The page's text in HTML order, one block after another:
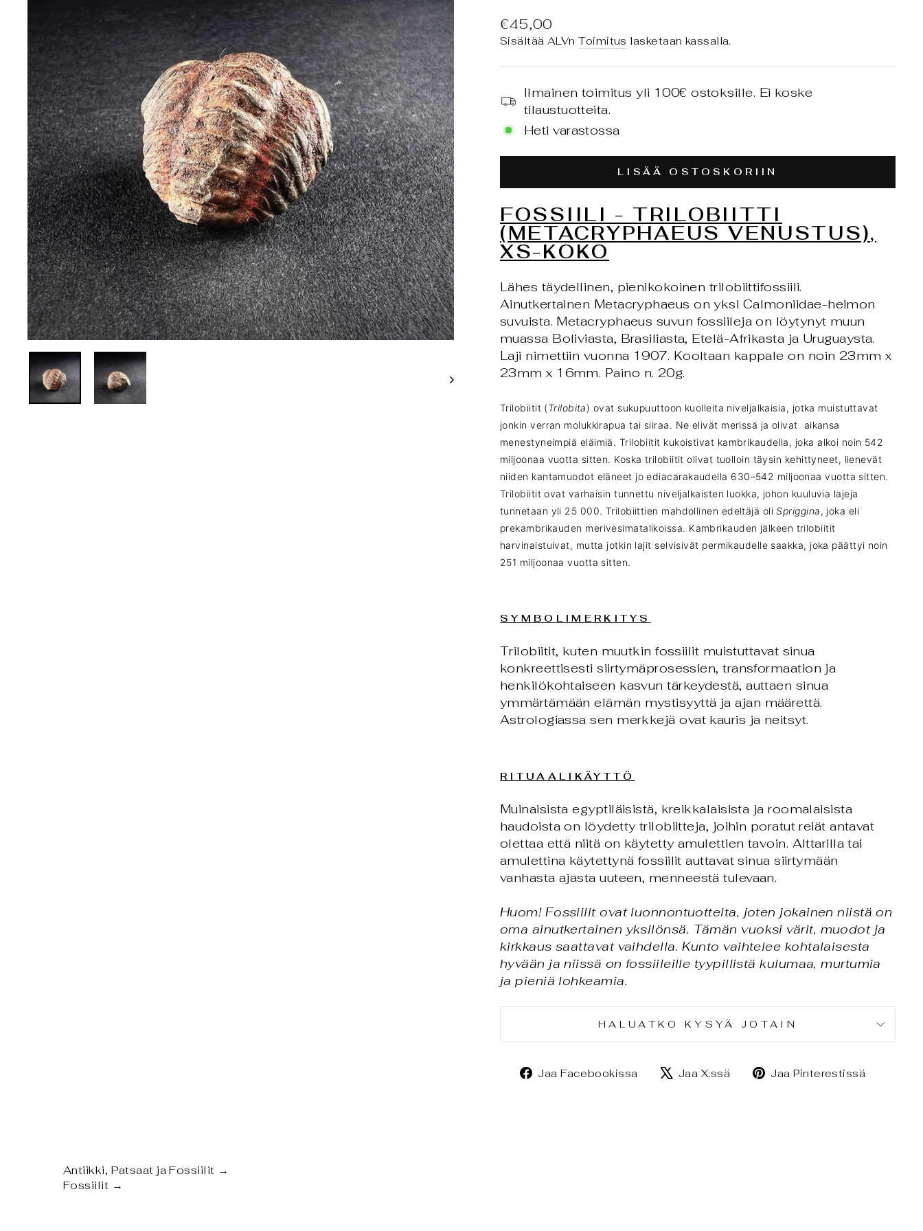
Normaali
hinta
€45,00
Sisältää ALVnToimitus lasketaan kassalla.
Ilmainen toimitus yli 100€ ostoksille. Ei koske
tilaustuotteita.
Heti varastossa
LISÄÄ OSTOSKORIIN
FOSSIILI - TRILOBIITTI
(METACRYPHAEUS VENUSTUS),
XS-KOKO
Lähes täydellinen, pienikokoinen trilobiittifossiili.
Ainutkertainen Metacryphaeus on yksi Calmoniidae-heimon
suvuista. Metacryphaeus suvun fossiileja on löytynyt muun
muassa Boliviasta, Brasiliasta, Etelä-Afrikasta ja Uruguaysta.
Laji nimettiin vuonna 1907. Kooltaan kappale on noin 23mm x
23mm x 16mm. Paino n. 20g.
Trilobiitit (Trilobita) ovat sukupuuttoon kuolleita niveljalkaisia, jotka muistuttavat
jonkin verran molukkirapua tai siiraa. Ne elivät merissä ja olivat aikansa
menestyneimpiä eläimiä. Trilobiitit kukoistivat kambrikaudella, joka alkoi noin 542
miljoonaa vuotta sitten. Koska trilobiitit olivat tuolloin täysin kehittyneet, lienevät
niiden kantamuodot eläneet jo ediacarakaudella 630–542 miljoonaa vuotta sitten.
Trilobiitit ovat varhaisin tunnettu niveljalkaisten luokka, johon kuuluvia lajeja
tunnetaan yli 25 000. Trilobiittien mahdollinen edeltäjä oliSpriggina, joka eli
prekambrikauden merivesimatalikoissa. Kambrikauden jälkeen trilobiitit
harvinaistuivat, mutta jotkin lajit selvisivät permikaudelle saakka, joka päättyi noin
251 miljoonaa vuotta sitten.
SYMBOLIMERKITYS
Trilobiitit, kuten muutkin fossiilit muistuttavat sinua
konkreettisesti siirtymäprosessien, transformaation ja
henkilökohtaiseen kasvun tärkeydestä, auttaen sinua
ymmärtämään elämän mystisyyttä ja ajan määrettä.
Astrologiassa sen merkkejä ovat kauris ja neitsyt.
RITUAALIKÄYTTÖ
Muinaisista egyptiläisistä, kreikkalaisista ja roomalaisista
haudoista on löydetty trilobiitteja, joihin poratut reiät antavat
olettaa että niitä on käytetty amulettien tavoin. Alttarilla tai
amulettina käytettynä fossiilit auttavat sinua siirtymään
vanhasta ajasta uuteen, menneestä tulevaan.
Huom! Fossiilit ovat luonnontuotteita, joten jokainen niistä on
oma ainutkertainen yksilönsä. Tämän vuoksi värit, muodot ja
kirkkaus saattavat vaihdella. Kunto vaihtelee kohtalaisesta
hyvään ja niissä on fossiileille tyypillistä kulumaa, murtumia
ja pieniä lohkeamia.
HALUATKO KYSYÄ JOTAIN
Jaa Facebookissa
Jaa
Jaa X:ssä
Jaa
Jaa Pinterestissä
Antiikki, Patsaat ja Fossiilit →
Fossiilit →